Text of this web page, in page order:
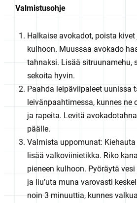
Valmistusohje
Halkaise avokadot, poista
kulhoon. Muussaa avokado
tahnaksi. Lisää sitruunamehu,
sekoita hyvin.
Paahda leipäviipaleet uunissa
leivänpaahtimessa, kunnes ne
ja rapeita. Levitä
päälle.
Valmista uppomunat:
lisää valkoviinietikka. Riko
pieneen kulhoon. Pyöräytä
ja liu’uta muna varovasti
noin 3 minuuttia, kunnes